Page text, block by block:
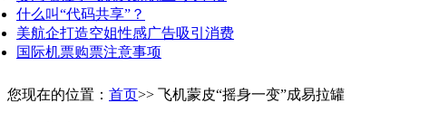
什么叫“代码共享”？
美航企打造空姐性感广告吸引消费
国际机票购票注意事项
您现在的位置： 首页>> 飞机蒙皮“摇身一变”成易拉罐